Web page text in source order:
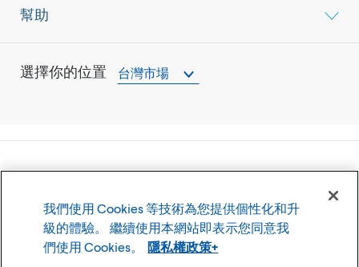
幫助
選擇你的位置 台灣市場
使用條款 隱私權政策
我們使用 Cookies 等技術為您提供個性化和升
級的體驗。 繼續使用本網站即表示您同意我
們使用 Cookies。
隱私權政策+